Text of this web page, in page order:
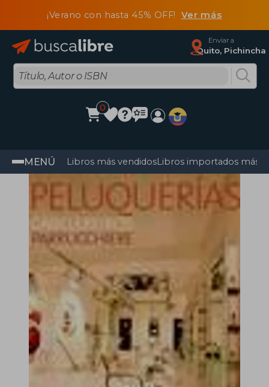
¡Verano con hasta 45% OFF! Ver más
Enviar a
Quito, Pichincha
0
MENÚ Libros más vendidosLibros importados más